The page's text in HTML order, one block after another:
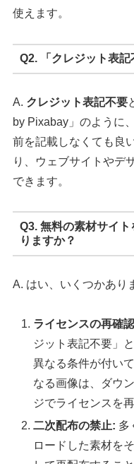
使えます。
Q2. 「クレジット表
A. クレジット表記不要
by Pixabay」のように
前を記載しなくても良
り、ウェブサイトやデ
できます。
Q3. 無料の素材サイ
りますか？
A. はい、いくつかあり
ライセンスの再確
ジット表記不要」
異なる条件が付い
なる画像は、ダウ
ジでライセンスを
二次配布の禁止: 多
ロードした素材を